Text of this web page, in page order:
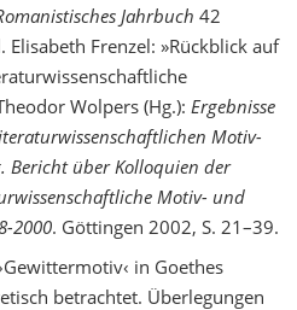
Jahrbuch 42
Elisabeth Frenzel: »Rückblick auf
Wolpers (Hg.): Ergebnisse
Motiv-
Bericht über Kolloquien der
Motiv- und
2000. Göttingen 2002, S. 21–39.
in Goethes
betrachtet. Überlegungen